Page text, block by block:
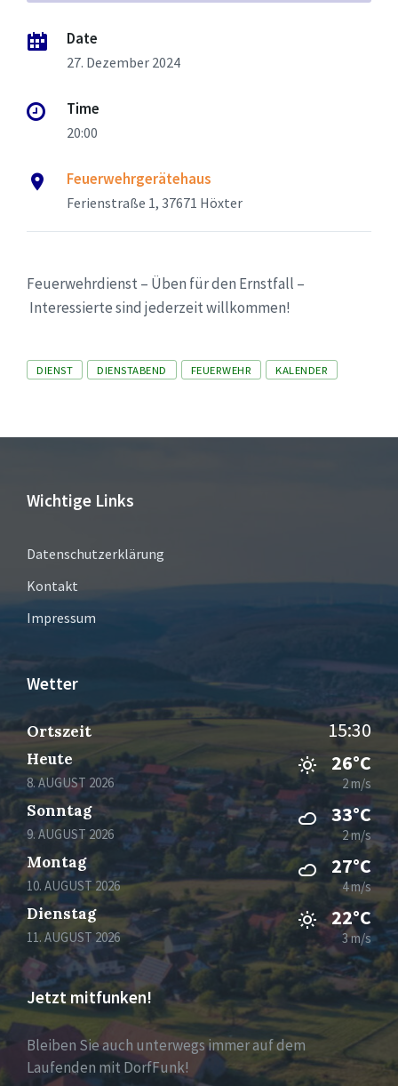
Date
27. Dezember 2024
Time
20:00
Feuerwehrgerätehaus
Ferienstraße 1, 37671 Höxter
Feuerwehrdienst – Üben für den Ernstfall –
Interessierte sind jederzeit willkommen!
Tags
DIENST DIENSTABEND FEUERWEHR KALENDER
Wichtige Links
Datenschutzerklärung
Kontakt
Impressum
Wetter
Ortszeit 15:30
Heute
8. AUGUST 2026
26°C
2 m/s
Sonntag
9. AUGUST 2026
33°C
2 m/s
Montag
10. AUGUST 2026
27°C
4 m/s
Dienstag
11. AUGUST 2026
22°C
3 m/s
Jetzt mitfunken!
Bleiben Sie auch unterwegs immer auf dem
Laufenden mit DorfFunk!